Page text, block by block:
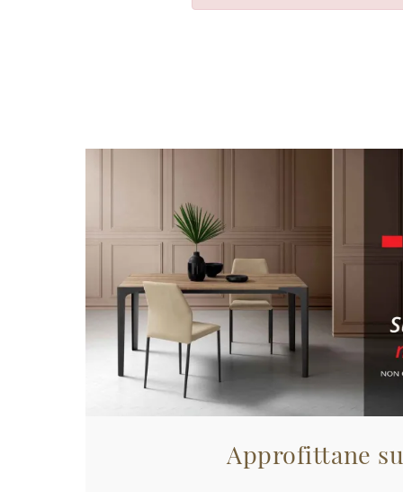
Approfittane